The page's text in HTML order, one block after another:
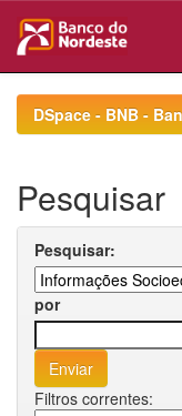
navigationDSpace - BNB -
Pesquisar
Pesquisar:
por
Filtros correntes: